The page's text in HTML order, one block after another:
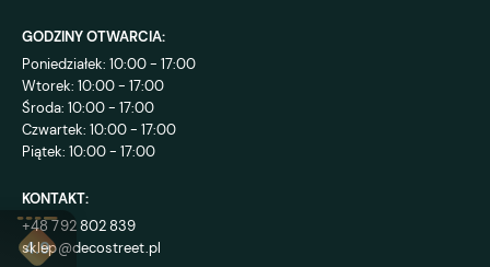
GODZINY OTWARCIA:
Poniedziałek: 10:00 - 17:00
Wtorek: 10:00 - 17:00
Środa: 10:00 - 17:00
Czwartek: 10:00 - 17:00
Piątek: 10:00 - 17:00
KONTAKT:
+48 792 802 839
sklep@decostreet.pl
4.9